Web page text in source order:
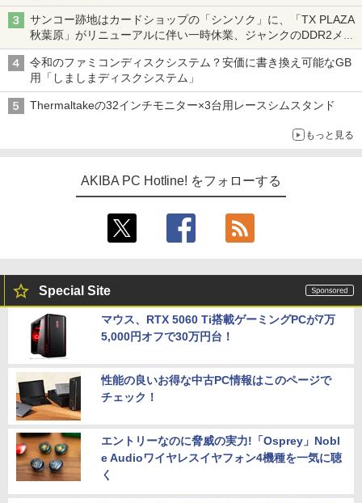
サンコー跡地はカードショップの「シンソク」に、「TX PLAZA
秋葉原」がリニューアルに伴い一時休業、ジャンクのDDR2メモ
リが100円で販売など～ 最近の秋葉原 ～
令和のファミコンディスクシステム？安価に書き換え可能なGB
用「しましまディスクシステム」
Thermaltakeの32インチモニター×3台用レースシムスタンド
もっと見る
AKIBA PC Hotline! をフォローする
Special Site
マウス、RTX 5060 Ti搭載ゲーミングPCが7万
5,000円オフで30万円台！
性能の良いお得な中古PC情報はこのページで
チェック！
エントリーなのに脅威の実力!「Osprey」Nobl
e Audioワイヤレスイヤフォン4機種を一気に聴
く